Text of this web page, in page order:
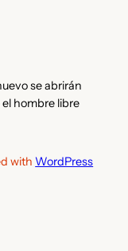
se abrirán
hombre libre
with WordPress